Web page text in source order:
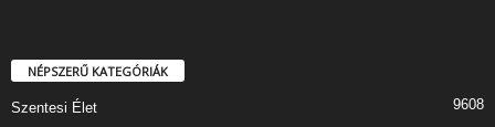
NÉPSZERŰ KATEGÓRIÁK
Szentesi Élet 9608